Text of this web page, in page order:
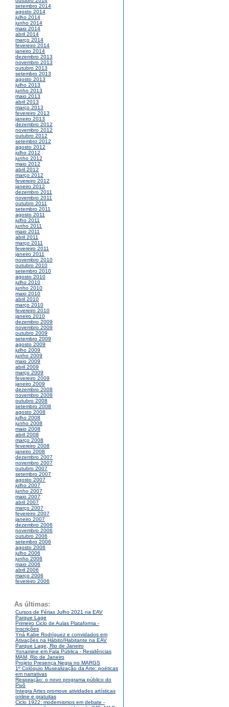
setembro 2014
agosto 2014
julho 2014
junho 2014
maio 2014
abril 2014
março 2014
fevereiro 2014
janeiro 2014
dezembro 2013
novembro 2013
outubro 2013
setembro 2013
agosto 2013
julho 2013
junho 2013
maio 2013
abril 2013
março 2013
fevereiro 2013
janeiro 2013
dezembro 2012
novembro 2012
outubro 2012
setembro 2012
agosto 2012
julho 2012
junho 2012
maio 2012
abril 2012
março 2012
fevereiro 2012
janeiro 2012
dezembro 2011
novembro 2011
outubro 2011
setembro 2011
agosto 2011
julho 2011
junho 2011
maio 2011
abril 2011
março 2011
fevereiro 2011
janeiro 2011
novembro 2010
outubro 2010
setembro 2010
agosto 2010
julho 2010
junho 2010
maio 2010
abril 2010
março 2010
fevereiro 2010
janeiro 2010
dezembro 2009
novembro 2009
outubro 2009
setembro 2009
agosto 2009
julho 2009
junho 2009
maio 2009
abril 2009
março 2009
fevereiro 2009
janeiro 2009
dezembro 2008
novembro 2008
outubro 2008
setembro 2008
agosto 2008
julho 2008
junho 2008
maio 2008
abril 2008
março 2008
fevereiro 2008
janeiro 2008
dezembro 2007
novembro 2007
outubro 2007
setembro 2007
agosto 2007
julho 2007
junho 2007
maio 2007
abril 2007
março 2007
fevereiro 2007
janeiro 2007
dezembro 2006
novembro 2006
outubro 2006
setembro 2006
agosto 2006
julho 2006
junho 2006
maio 2006
abril 2006
março 2006
fevereiro 2006
As últimas:
Cursos de Férias Julho 2021 na EAV
Parque Lage
Primeiro Ciclo de Aulas Plataforma -
Inscrições
Yná Kabe Rodríguez e convidados em
Ativações na Hábito/Habitante na EAV
Parque Lage, Rio de Janeiro
Yonamine em Fala Pública - Residências
MAM, Rio de Janeiro
Projeto Presença Negra no MARGS
1º Colóquio Musealização da Arte: poéticas
em narrativas
Respiração: o novo programa público do
Pivô
Integra Artes promove atividades artísticas
online e gratuitas
Ciclo 1922: modernismos em debate -